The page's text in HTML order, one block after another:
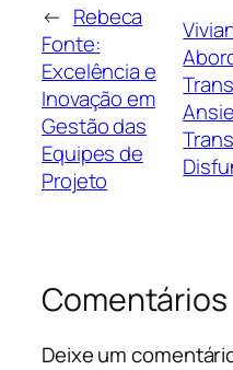
← Rebeca
Fonte:
Excelência e
Inovação em
Gestão das
Equipes de
Projeto
Comentários
Deixe um